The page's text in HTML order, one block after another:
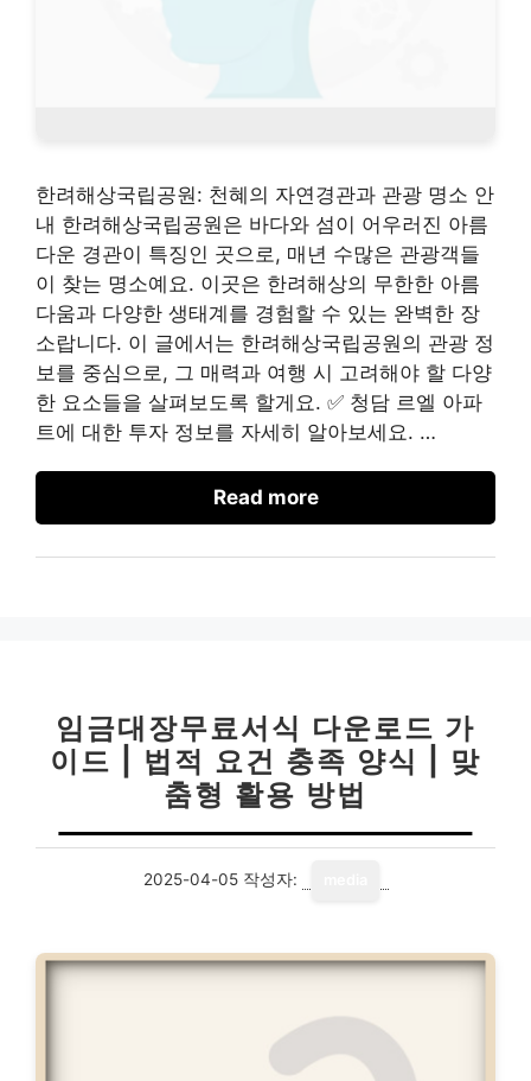
한려해상국립공원: 천혜의 자연경관과 관광 명소 안
내 한려해상국립공원은 바다와 섬이 어우러진 아름
다운 경관이 특징인 곳으로, 매년 수많은 관광객들
이 찾는 명소예요. 이곳은 한려해상의 무한한 아름
다움과 다양한 생태계를 경험할 수 있는 완벽한 장
소랍니다. 이 글에서는 한려해상국립공원의 관광 정
보를 중심으로, 그 매력과 여행 시 고려해야 할 다양
한 요소들을 살펴보도록 할게요. ✅ 청담 르엘 아파
트에 대한 투자 정보를 자세히 알아보세요. …
Read more
임금대장무료서식 다운로드 가
이드 | 법적 요건 충족 양식 | 맞
춤형 활용 방법
2025-04-05 작성자: